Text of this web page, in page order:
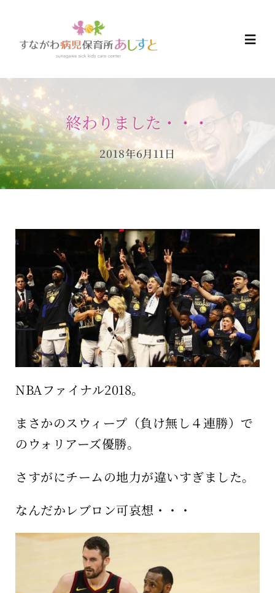
content
HOME
お知らせ
ご予約について
当日の過ごし方
保育所のご案内
ボヤキ100%
終わりました・・・
2018年6月11日
NBAファイナル2018。
まさかのスウィープ（負け無し４連勝）で
のウォリアーズ優勝。
さすがにチームの地力が違いすぎました。
なんだかレブロン可哀想・・・